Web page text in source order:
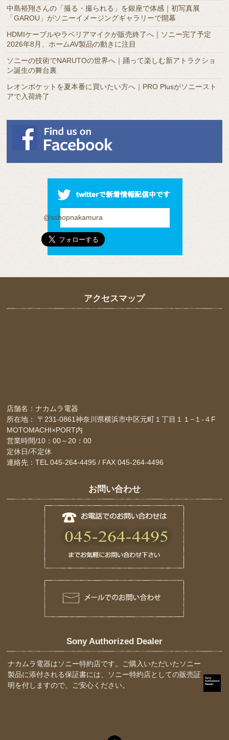
中島裕翔さんの「撮る・撮られる」を銀座で体感｜初写真展
「GAROU」がソニーイメージングギャラリーで開幕
HDMIケーブルやラベリアマイクが販売終了へ｜ソニー完了予定
2026年8月、ホームAV製品の動きに注目
ソニーの技術でNARUTOの世界へ｜踊って楽しむ新アトラクショ
ン誕生の舞台裏
レオンポケットを夏本番に買いたい方へ｜PRO Plusがソニースト
アで入荷終了
@sshopnakamura
アクセスマップ
店舗名：ナカムラ電器
所在地： 〒231-0861神奈川県横浜市中区元町１丁目１１−１-４F
MOTOMACHI×PORT内
営業時間/10：00～20：00
定休日/不定休
連絡先：TEL 045-264-4495 / FAX 045-264-4496
お問い合わせ
Sony Authorized Dealer
ナカムラ電器はソニー特約店です。ご購入いただいたソニー
製品に添付される保証書には、ソニー特約店としての販売証
明を付しますので、ご安心ください。